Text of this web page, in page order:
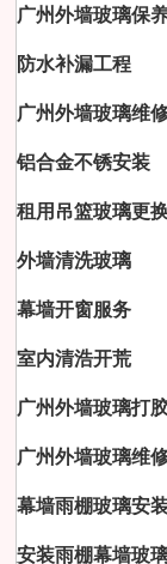
广州外墙玻璃保
防水补漏工程
广州外墙玻璃维
铝合金不锈安装
租用吊篮玻璃更
外墙清洗玻璃
幕墙开窗服务
室内清浩开荒
广州外墙玻璃打
广州外墙玻璃维
幕墙雨棚玻璃安
安装雨棚幕墙玻